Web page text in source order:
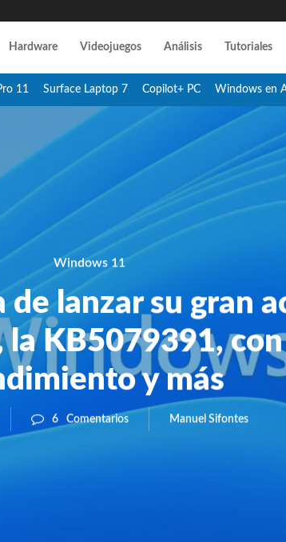
Hardware Videojuegos Análisis Tutoriales
11 Surface Laptop 7 Copilot+ PC Windows en
Windows 11
lanzar su gran
KB5079391,
y más
6 Comentarios Manuel Sifontes